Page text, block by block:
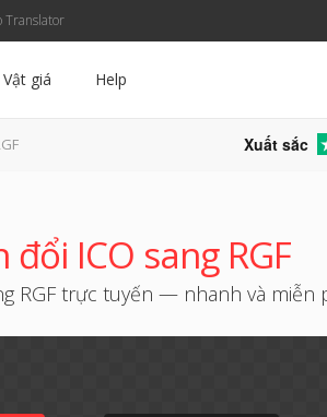
Translator
Vật giá Help
Xuất sắc
đổi ICO sang RGF
RGF trực tuyến — nhanh và miễn